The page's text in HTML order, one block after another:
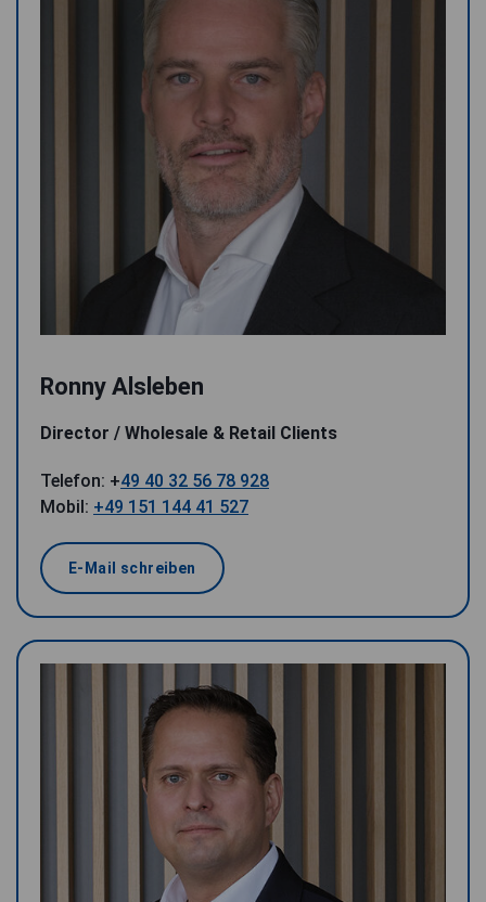
Ronny Alsleben
Director / Wholesale & Retail Clients
Telefon: +49 40 32 56 78 928
Mobil: +49 151 144 41 527
E-Mail schreiben